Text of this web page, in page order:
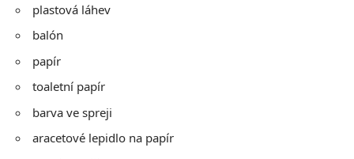
plastová láhev
balón
papír
toaletní papír
barva ve spreji
aracetové lepidlo na papír